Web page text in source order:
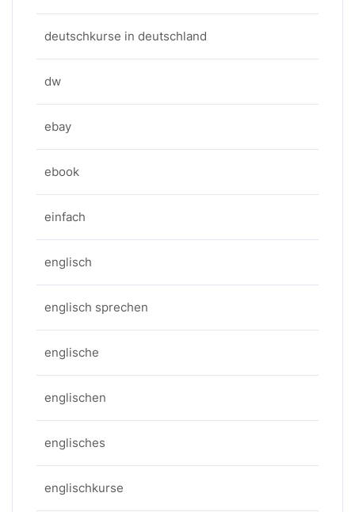
deutschkurse in deutschland
dw
ebay
ebook
einfach
englisch
englisch sprechen
englische
englischen
englisches
englischkurse